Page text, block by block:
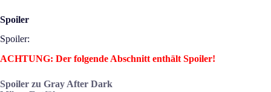
Spoiler
Spoiler:
ACHTUNG: Der folgende Abschnitt enthält Spoiler!
Spoiler zu Gray After Dark